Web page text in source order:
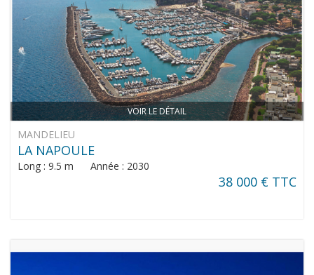
VOIR LE DÉTAIL
MANDELIEU
LA NAPOULE
Long : 9.5 m Année : 2030
38 000 € TTC